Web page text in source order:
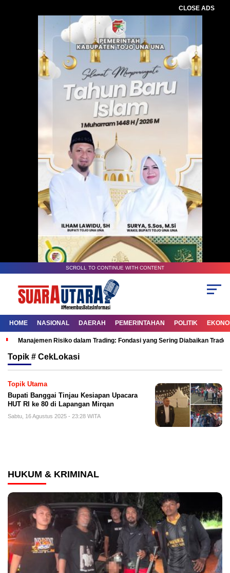
CLOSE ADS
SCROLL TO CONTINUE WITH CONTENT
HOME NASIONAL DAERAH PEMERINTAHAN POLITIK
Manajemen Risiko dalam Trading: Fondasi yang Sering Diabaikan
Topik # CekLokasi
Topik Utama
Bupati Banggai Tinjau Kesiapan Upacara
HUT RI ke 80 di Lapangan Mirqan
Sabtu, 16 Agustus 2025 - 23:28 WITA
HUKUM & KRIMINAL